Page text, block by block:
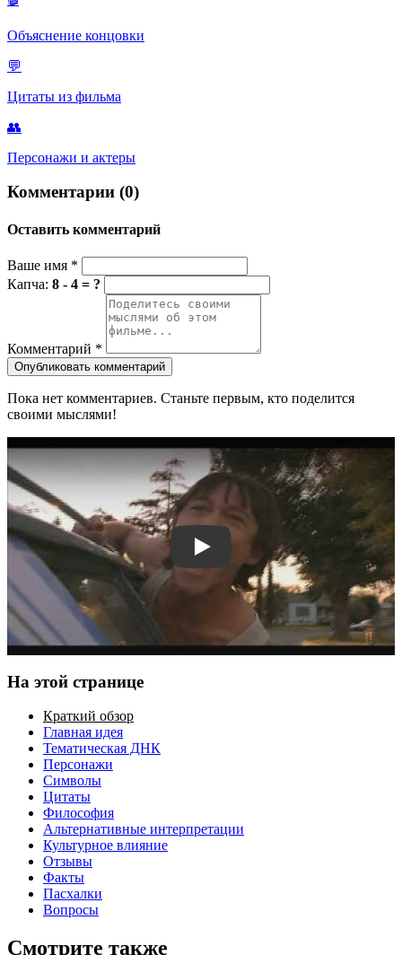
Объяснение концовки
💬
Цитаты из фильма
👥
Персонажи и актеры
Комментарии (0)
Оставить комментарий
Ваше имя *
Капча: 8 - 4 = ?
Комментарий *
Опубликовать комментарий
Пока нет комментариев. Станьте первым, кто поделится
своими мыслями!
Смотреть трейлер
На этой странице
Краткий обзор
Главная идея
Тематическая ДНК
Персонажи
Символы
Цитаты
Философия
Альтернативные интерпретации
Культурное влияние
Отзывы
Факты
Пасхалки
Вопросы
Смотрите также